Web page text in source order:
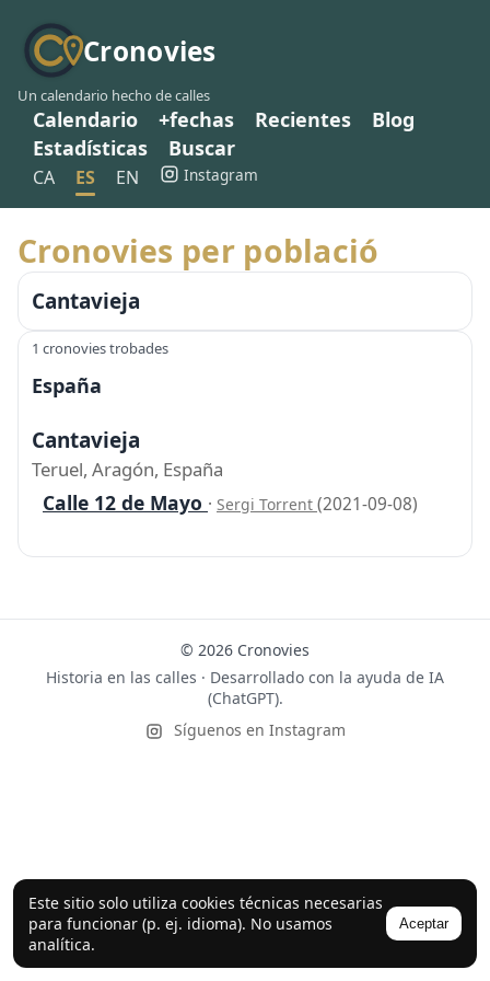
Cronovies
Un calendario hecho de calles
Calendario +fechas Recientes
Blog
Estadísticas
Buscar
CA ES EN Instagram
Este sitio solo utiliza cookies técnicas necesarias
para funcionar (p. ej. idioma). No usamos
analítica.
Aceptar
Cronovies per població
Cantavieja
1 cronovies trobades
España
Cantavieja
Teruel, Aragón, España
Calle 12 de Mayo · Sergi Torrent (2021-09-08)
© 2026 Cronovies
Historia en las calles · Desarrollado con la ayuda de IA
(ChatGPT).
Síguenos en Instagram